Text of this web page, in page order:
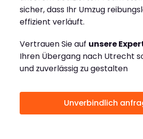
sicher, dass Ihr Umzug
effizient verläuft.
Vertrauen Sie auf unsere
Ihren Übergang nach Utrecht
und zuverlässig zu gestalten
Unverbindlich